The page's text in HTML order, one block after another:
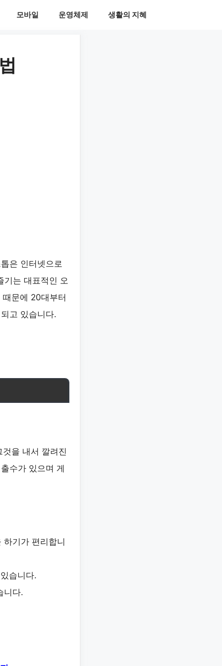
모바일 운영체제 생활의 지혜
은 인터넷으로
기는 대표적인 오
문에 20대부터
고 있습니다.
을 내서 깔려진
수가 있으며 게
기가 편리합니
습니다.
니다.